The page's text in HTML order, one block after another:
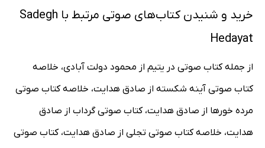
خرید و شنیدن کتاب‌های صوتی مرتبط با Sadegh
Hedayat
از جمله کتاب صوتی در یتیم از محمود دولت آبادی، خلاصه
کتاب صوتی آینه شکسته از صادق هدایت، خلاصه کتاب صوتی
مرده خورها از صادق هدایت، کتاب صوتی گرداب از صادق
هدایت، خلاصه کتاب صوتی تجلی از صادق هدایت، کتاب صوتی